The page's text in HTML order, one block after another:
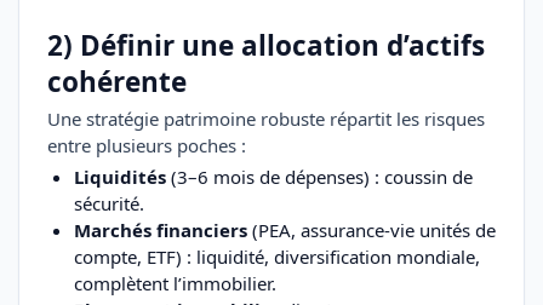
2) Définir une allocation d’actifs
cohérente
Une stratégie patrimoine robuste répartit les risques
entre plusieurs poches :
Liquidités (3–6 mois de dépenses) : coussin de
sécurité.
Marchés financiers (PEA, assurance-vie unités de
compte, ETF) : liquidité, diversification mondiale,
complètent l’immobilier.